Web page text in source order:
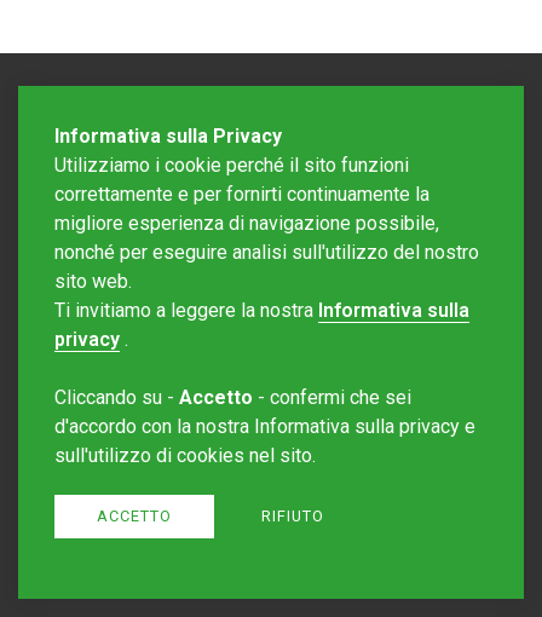
Editore Rotostampa SA
Sito creato daRedesign
Informativa sulla Privacy
Utilizziamo i cookie perché il sito funzioni
correttamente e per fornirti continuamente la
migliore esperienza di navigazione possibile,
nonché per eseguire analisi sull'utilizzo del nostro
sito web.
Ti invitiamo a leggere la nostra Informativa sulla
privacy .
Cliccando su - Accetto - confermi che sei
d'accordo con la nostra Informativa sulla privacy e
sull'utilizzo di cookies nel sito.
ACCETTO RIFIUTO